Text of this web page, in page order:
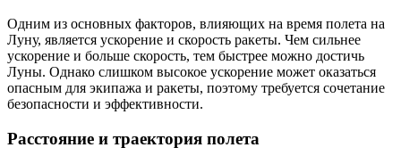
Одним из основных факторов, влияющих на время полета на
Луну, является ускорение и скорость ракеты. Чем сильнее
ускорение и больше скорость, тем быстрее можно достичь
Луны. Однако слишком высокое ускорение может оказаться
опасным для экипажа и ракеты, поэтому требуется сочетание
безопасности и эффективности.
Расстояние и траектория полета